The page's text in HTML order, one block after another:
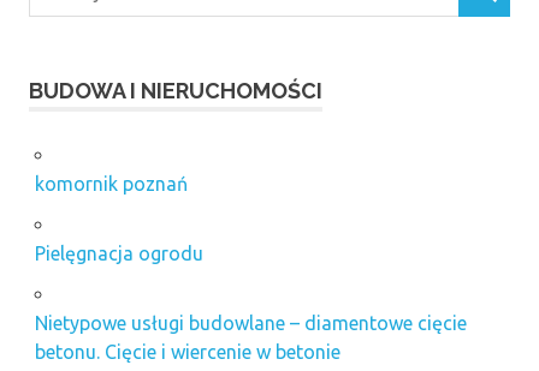
warszawie
domów
montaż
instalacji
nieruchomości
szacunkowy
szkolenie
BUDOWA I NIERUCHOMOŚCI
komornik poznań
Pielęgnacja ogrodu
Nietypowe usługi budowlane – diamentowe cięcie
betonu. Cięcie i wiercenie w betonie